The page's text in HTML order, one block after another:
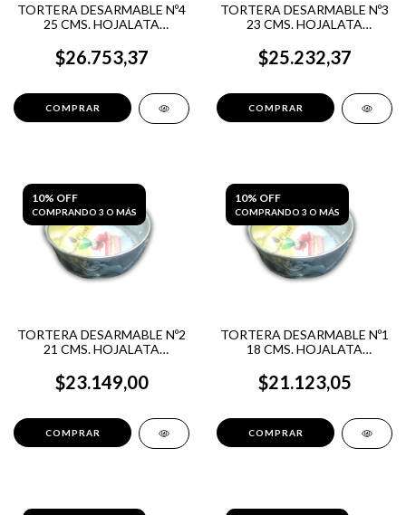
TORTERA DESARMABLE Nº4
25 CMS. HOJALATA
$26.753,37
TORTERA DESARMABLE Nº3
23 CMS. HOJALATA
$25.232,37
10% OFF
COMPRANDO 3 O MÁS
TORTERA DESARMABLE Nº2
21 CMS. HOJALATA
$23.149,00
10% OFF
COMPRANDO 3 O MÁS
TORTERA DESARMABLE Nº1
18 CMS. HOJALATA
$21.123,05